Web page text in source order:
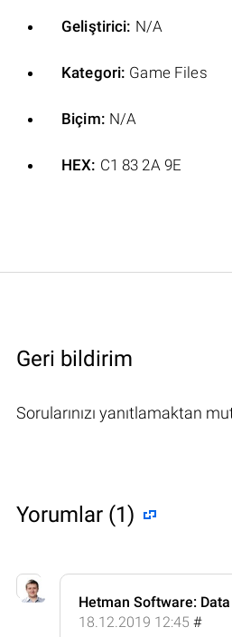
Geliştirici: N/A
Kategori: Game Files
Biçim: N/A
HEX: C1 83 2A 9E
Geri bildirim
Sorularınızı yanıtlamaktan
Yorumlar (1)
Hetman Software:
18.12.2019 12:45 #